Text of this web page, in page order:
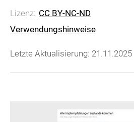
Lizenz: CC BY-NC-ND
Verwendungshinweise
Letzte Aktualisierung: 21.11.2025